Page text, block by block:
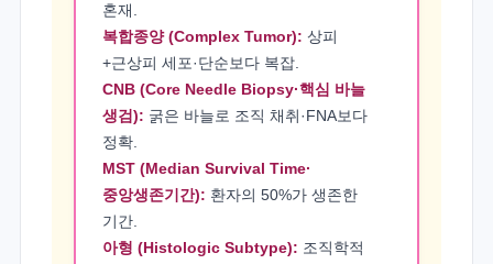
혼재.
복합종양 (Complex Tumor): 상피
+근상피 세포·단순보다 복잡.
CNB (Core Needle Biopsy·핵심 바늘
생검): 굵은 바늘로 조직 채취·FNA보다
정확.
MST (Median Survival Time·
중앙생존기간): 환자의 50%가 생존한
기간.
아형 (Histologic Subtype): 조직학적